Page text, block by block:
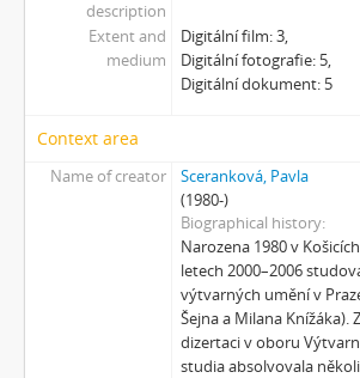
[Subseries] Jizvy, jiskry, jistoty
[Subseries] Země, světlo, vzduch
[Subseries] Painting
[Subseries] Malování do vzduchu
[Subseries] Grafika podzimu
[Subseries] Yes No Yes
[Subseries] Zrcadlo času
[Subseries] Píseň hlemýžďů
[Subseries] Abstraktní animace ze
[Subseries] Barvy
[Subseries] Flare up
description
Extent and
medium
Digitální film: 3,
Digitální fotografie: 5,
Digitální dokument: 5
Context area
Name of creator
Sceranková, Pavla
(1980-)
Biographical history
Narozena 1980 v
letech 2000–2006
výtvarných umění v
Šejna a Milana Knížáka).
dizertaci v oboru
studia absolvovala